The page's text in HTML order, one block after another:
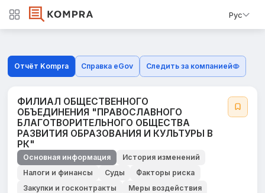
Рус
Отчёт Kompra Справка eGov Следить за компанией
ФИЛИАЛ ОБЩЕСТВЕННОГО
ОБЪЕДИНЕНИЯ "ПРАВОСЛАВНОГО
БЛАГОТВОРИТЕЛЬНОГО ОБЩЕСТВА
РАЗВИТИЯ ОБРАЗОВАНИЯ И КУЛЬТУРЫ В
РК"
Основная информация
История изменений
Налоги и финансы
Суды
Факторы риска
Закупки и госконтракты
Меры воздействия